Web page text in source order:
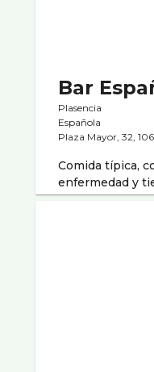
Bar
Plasencia
Española
Plaza Mayor, 32,
Comida tí­pica,
enfermedad y